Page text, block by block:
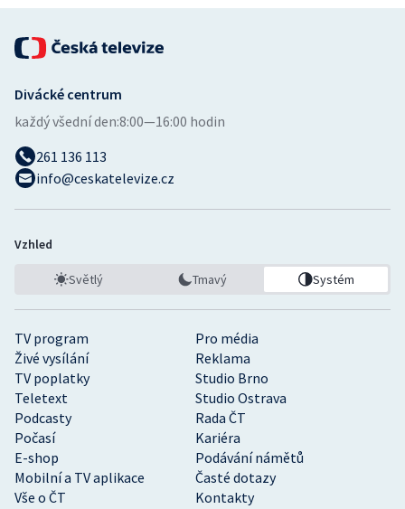
TV program
Pro média
Živé vysílání
Reklama
TV poplatky
Studio Brno
Teletext
Studio Ostrava
Podcasty
Rada ČT
Počasí
Kariéra
E-shop
Podávání námětů
Mobilní a TV aplikace
Časté dotazy
Vše o ČT
Kontakty
Divácké centrum
každý všední den:8:00—16:00 hodin
261 136 113
info@ceskatelevize.cz
Vzhled
Světlý Tmavý Systém